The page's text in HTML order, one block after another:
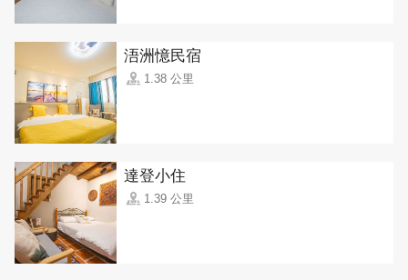
浯洲憶民宿
1.38 公里
達登小住
1.39 公里